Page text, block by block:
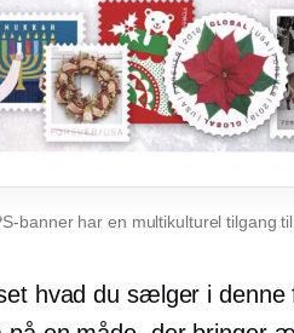
banner har en multikulturel tilgang
hvad du sælger i